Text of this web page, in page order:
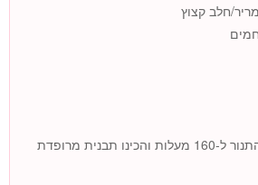
1. חממו את התנור ל-160 מעלות והכינו תבנית מרופדת